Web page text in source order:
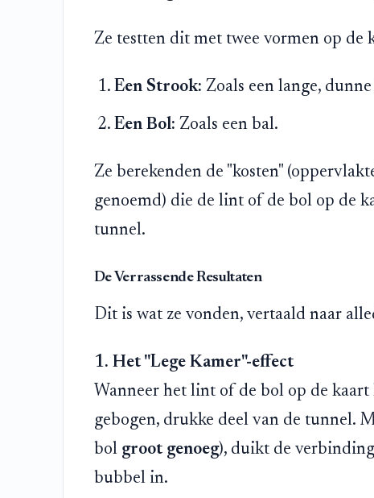
Ze testten dit met twee vormen op de
Een Strook: Zoals een lange,
Een Bol: Zoals een bal.
Ze berekenden de "kosten"
genoemd) die de lint of de bol op de
tunnel.
De Verrassende Resultaten
Dit is wat ze vonden, vertaald naar
1. Het "Lege Kamer"-effect
Wanneer het lint of de bol op de
gebogen, drukke deel van de tunnel.
bol groot genoeg), duikt de
bubbel in.